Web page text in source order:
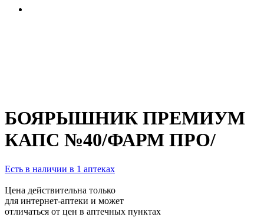
БОЯРЫШНИК ПРЕМИУМ
КАПС №40/ФАРМ ПРО/
Есть в наличии в 1 аптеках
Цена действительна только
для интернет-аптеки и может
отличаться от цен в аптечных пунктах